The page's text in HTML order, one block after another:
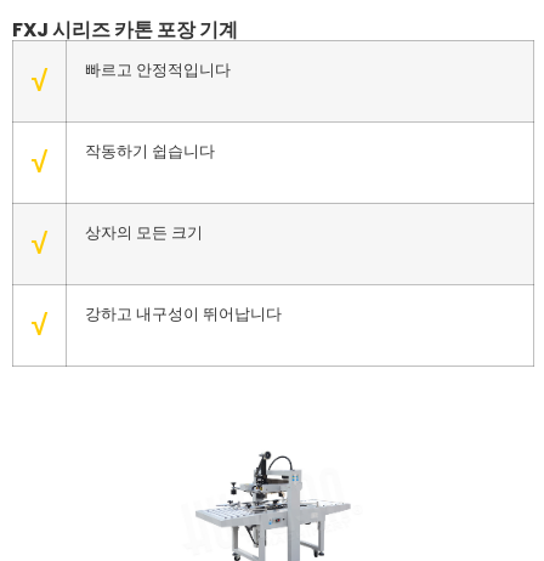
FXJ 시리즈 카톤 포장 기계
√ 빠르고 안정적입니다
√ 작동하기 쉽습니다
√ 상자의 모든 크기
√ 강하고 내구성이 뛰어납니다